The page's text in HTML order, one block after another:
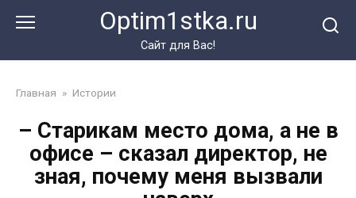
Optim1stka.ru
Сайт для Вас!
Главная » Истории
– Старикам место дома, а не в
офисе – сказал директор, не
зная, почему меня вызвали